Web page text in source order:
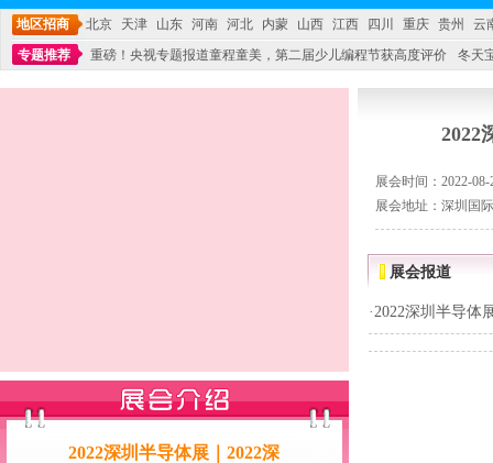
地区招商 北京 天津 山东 河南 河北 内蒙 山西 江西 四川 重庆 贵州
云
专题推荐
重磅！央视专题报道童程童美，第二届少儿编程节获高度评价
冬天
2022深圳半导体展｜2022深
2022
展会时间：2022-08-
展会地址：深圳国
展会报道
·2022深圳半导体